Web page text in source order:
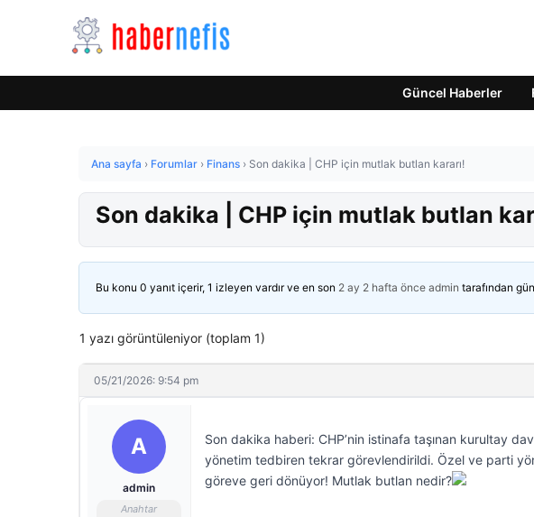
Güncel Haberler
Ana sayfa › Forumlar › Finans › Son dakika | CHP için mutlak butlan kararı!
Son dakika | CHP için mutlak butlan
Bu konu 0 yanıt içerir, 1 izleyen vardır ve en son 2 ay 2 hafta önce admin tarafından
1 yazı görüntüleniyor (toplam 1)
05/21/2026: 9:54 pm
A
admin
Anahtar
Son dakika haberi: CHP’nin istinafa taşınan kurultay
yönetim tedbiren tekrar görevlendirildi. Özel ve parti
göreve geri dönüyor! Mutlak butlan nedir?